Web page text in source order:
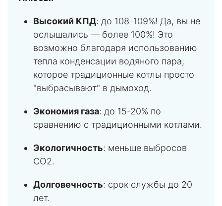
Высокий КПД: до 108-109%! Да, вы не
ослышались — более 100%! Это
возможно благодаря использованию
тепла конденсации водяного пара,
которое традиционные котлы просто
"выбрасывают" в дымоход.
Экономия газа: до 15-20% по
сравнению с традиционными котлами.
Экологичность: меньше выбросов
CO2.
Долговечность: срок службы до 20
лет.